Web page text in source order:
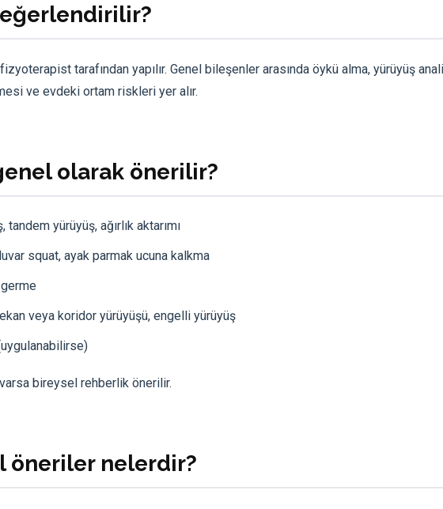
tarafından yapılır. Genel bileşenler arasında öykü alma, yürüyüş
ve evdeki ortam riskleri yer alır.
olarak önerilir?
yürüyüş, ağırlık aktarımı
squat, ayak parmak ucuna kalkma
veya koridor yürüyüşü, engelli yürüyüş
bireysel rehberlik önerilir.
öneriler nelerdir?